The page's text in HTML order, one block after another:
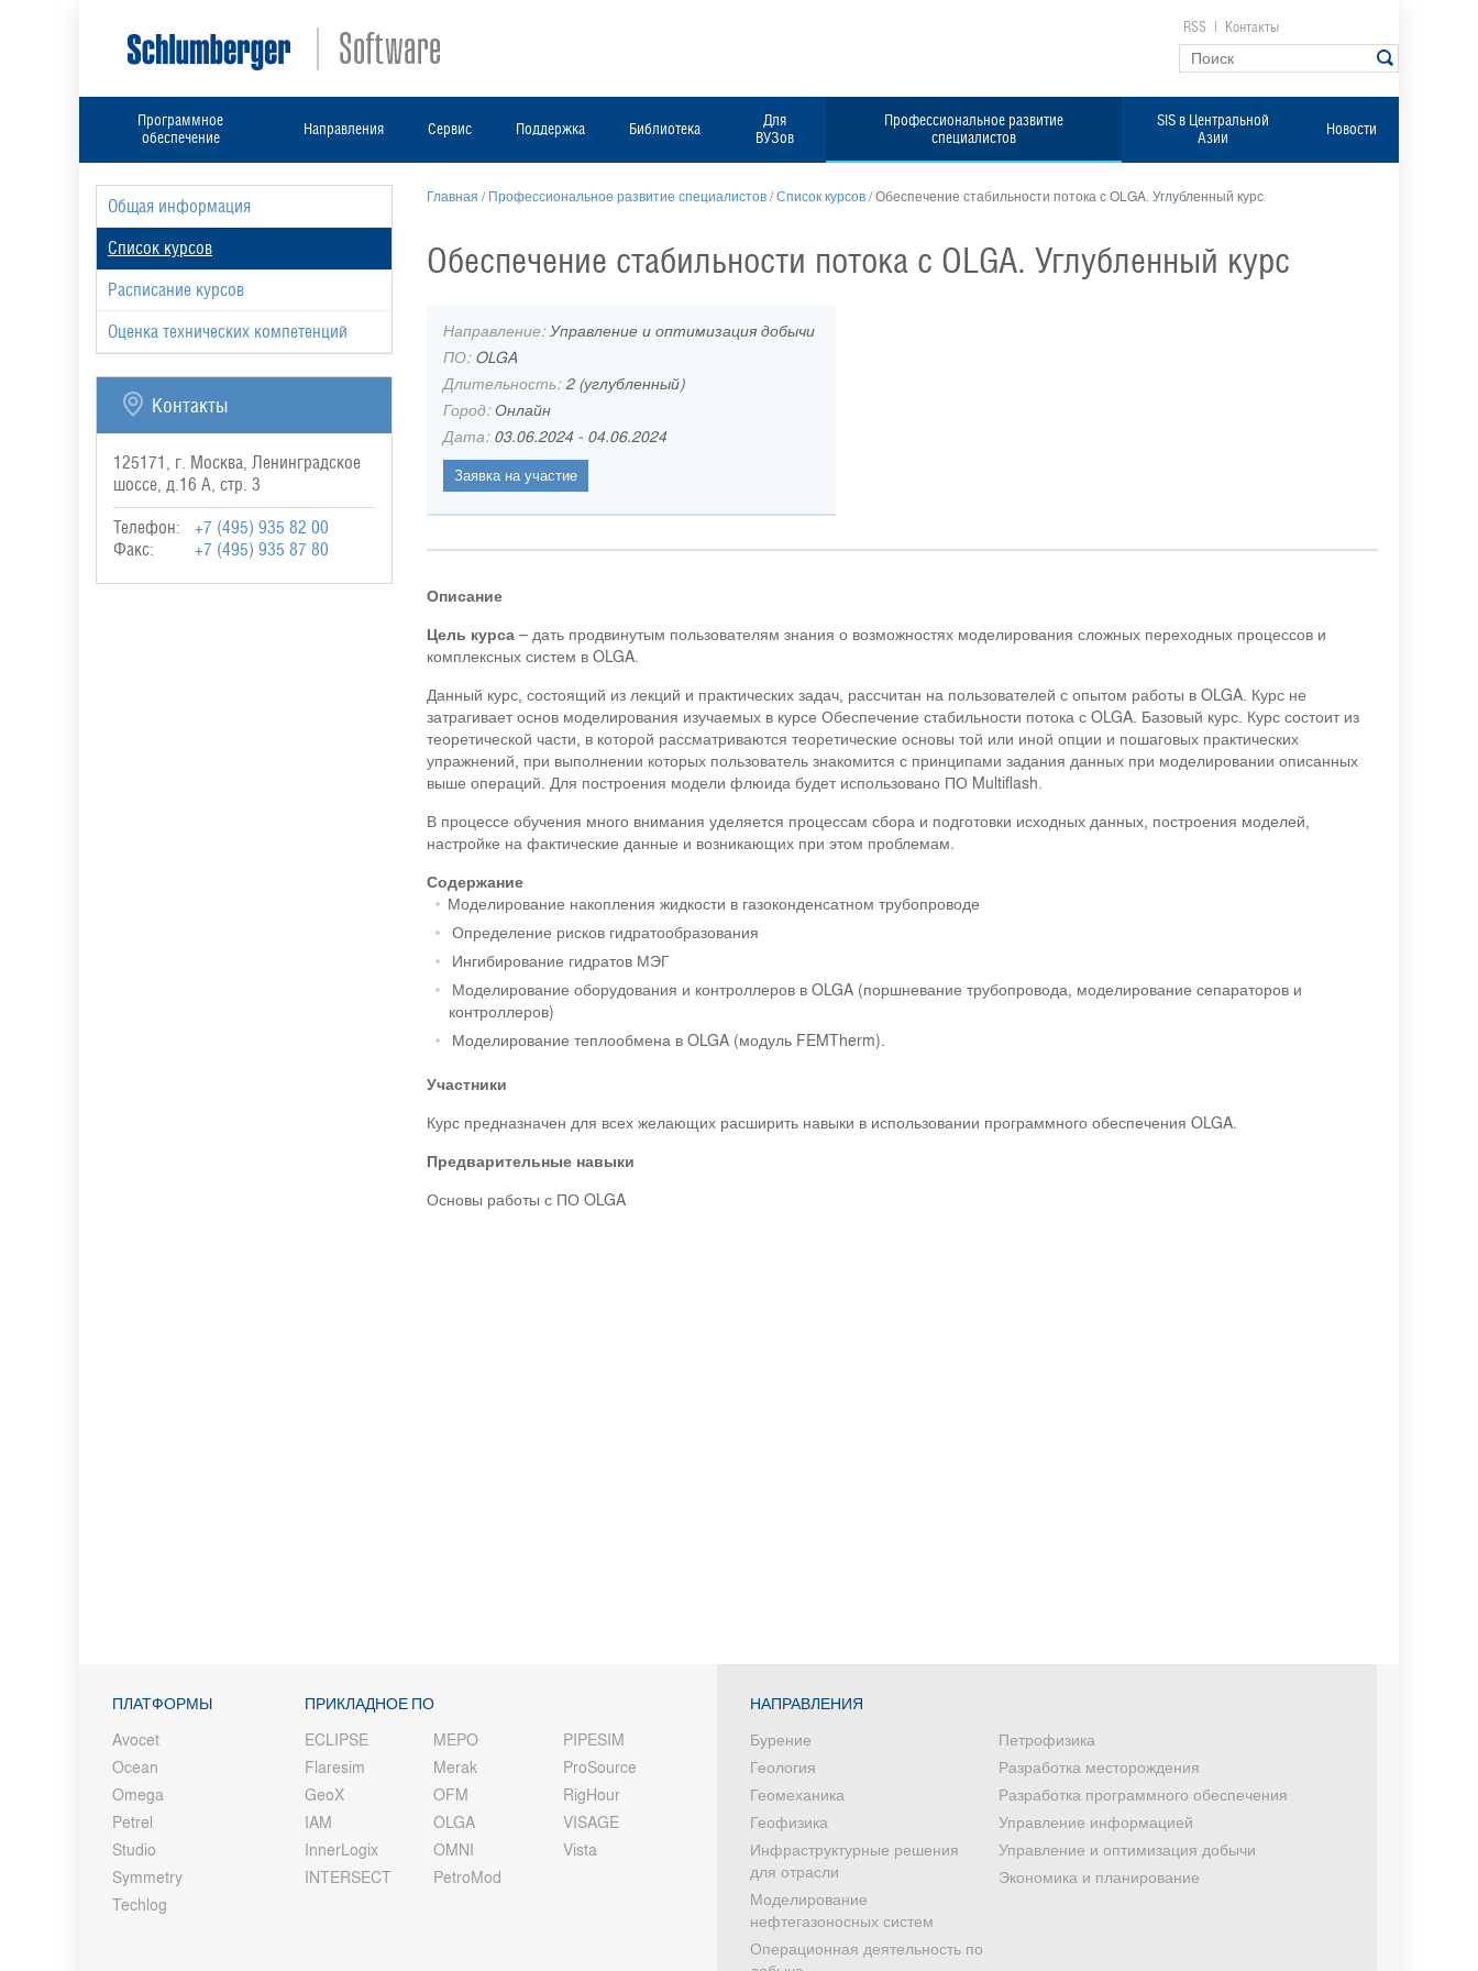
RSS Контакты
Программное
обеспечение
Направления Сервис Поддержка Библиотека
Для
ВУЗов
Профессиональное развитие
специалистов
SIS в Центральной
Азии
Новости
Общая информация
Список курсов
Расписание курсов
Оценка технических компетенций
Контакты
125171, г. Москва, Ленинградское
шоссе, д.16 А, стр. 3
Телефон:
+7 (495) 935 82 00
Факс:
+7 (495) 935 87 80
Главная /Профессиональное развитие специалистов/Список курсов/Обеспечение стабильности потока с OLGA. Углубленный курс
Обеспечение стабильности потока с OLGA. Углубленный курс
Направление:Управление и оптимизация добычи
ПО:OLGA
Длительность:2 (углубленный)
Город:Онлайн
Дата: 03.06.2024 - 04.06.2024
Описание
Цель курса – дать продвинутым пользователям знания о возможностях моделирования сложных переходных процессов и
комплексных систем в OLGA.
Данный курс, состоящий из лекций и практических задач, рассчитан на пользователей с опытом работы в OLGA. Курс не
затрагивает основ моделирования изучаемых в курсе Обеспечение стабильности потока с OLGA. Базовый курс. Курс состоит из
теоретической части, в которой рассматриваются теоретические основы той или иной опции и пошаговых практических
упражнений, при выполнении которых пользователь знакомится с принципами задания данных при моделировании описанных
выше операций. Для построения модели флюида будет использовано ПО Multiflash.
В процессе обучения много внимания уделяется процессам сбора и подготовки исходных данных, построения моделей,
настройке на фактические данные и возникающих при этом проблемам.
Содержание
Моделирование накопления жидкости в газоконденсатном трубопроводе
Определение рисков гидратообразования
Ингибирование гидратов МЭГ
Моделирование оборудования и контроллеров в OLGA (поршневание трубопровода, моделирование сепараторов и
контроллеров)
Моделирование теплообмена в OLGA (модуль FEMTherm).
Участники
Курс предназначен для всех желающих расширить навыки в использовании программного обеспечения OLGA.
Предварительные навыки
Основы работы с ПО OLGA
ПЛАТФОРМЫ
Avocet
Ocean
Omega
Petrel
Studio
Symmetry
Techlog
ПРИКЛАДНОЕ ПО
ECLIPSE
Flaresim
GeoX
IAM
InnerLogix
INTERSECT
MEPO
Merak
OFM
OLGA
OMNI
PetroMod
PIPESIM
ProSource
RigHour
VISAGE
Vista
НАПРАВЛЕНИЯ
Бурение
Геология
Геомеханика
Геофизика
Инфраструктурные решения
для отрасли
Моделирование
нефтегазоносных систем
Операционная деятельность по
Петрофизика
Разработка месторождения
Разработка программного обеспечения
Управление информацией
Управление и оптимизация добычи
Экономика и планирование